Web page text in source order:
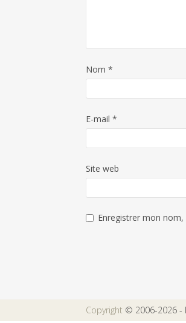
Nom *
E-mail *
Site web
Enregistrer mon
Copyright © 2006-2026 -